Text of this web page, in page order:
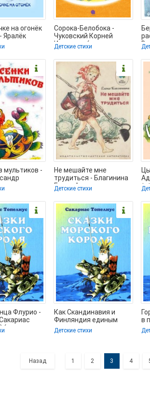
на огонёк
Яралёк
формат
Сорока-Белобока -
Чуковский Корней
Иванович (электронные
книги без регистрации
Детские стихи
мультиков -
читать
без
Не мешайте мне
трудиться - Благинина
Елена Александровна
(хорошие книги
Детские стихи
Флурио -
(полная
.txt) 📗
Как Скандинавия и
Финляндия единым
полуостровом стали -
Топелиус Сакариас
Детские стихи
в
Назад 1 2 3 4